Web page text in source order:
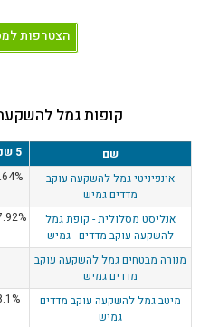
הצטרפות
קופות גמל
שם 5 שנים
אינפיניטי גמל להשקעה עוקב
מדדים גמיש
אנליסט מסלולית - קופת גמל
להשקעה עוקב מדדים - גמיש
מנורה מבטחים גמל להשקעה עוקב
מדדים גמיש
מיטב גמל להשקעה עוקב מדדים
גמיש